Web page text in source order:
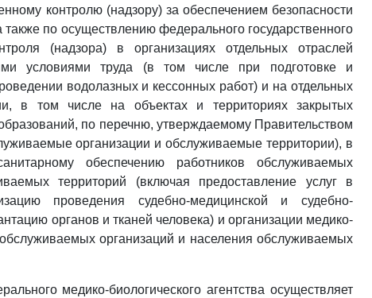
контролю (надзору) за обеспечением безопасности
по осуществлению федерального государственного
(надзора) в организациях отдельных отраслей
условиями труда (в том числе при подготовке и
водолазных и кессонных работ) и на отдельных
в том числе на объектах и территориях закрытых
по перечню, утверждаемому Правительством
организации и обслуживаемые территории), в
обеспечению работников обслуживаемых
территорий (включая предоставление услуг в
проведения судебно-медицинской и судебно-
органов и тканей человека) и организации медико-
организаций и населения обслуживаемых
медико-биологического агентства осуществляет